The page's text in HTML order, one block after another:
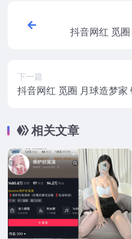
抖音网红 觅
下一篇
抖音网红 觅圈 月球造梦家
相关文章